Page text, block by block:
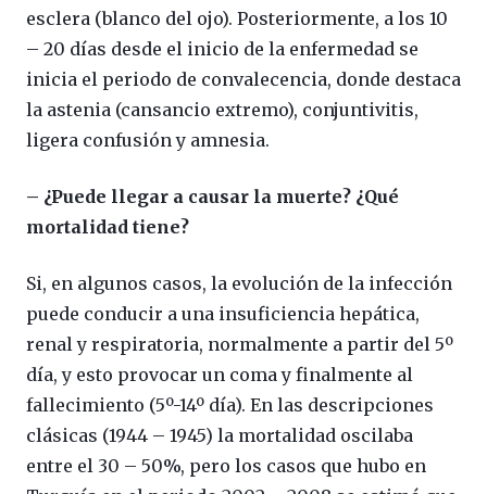
esclera (blanco del ojo). Posteriormente, a los 10
– 20 días desde el inicio de la enfermedad se
inicia el periodo de convalecencia, donde destaca
la astenia (cansancio extremo), conjuntivitis,
ligera confusión y amnesia.
– ¿Puede llegar a causar la muerte? ¿Qué
mortalidad tiene?
Si, en algunos casos, la evolución de la infección
puede conducir a una insuficiencia hepática,
renal y respiratoria, normalmente a partir del 5º
día, y esto provocar un coma y finalmente al
fallecimiento (5º-14º día). En las descripciones
clásicas (1944 – 1945) la mortalidad oscilaba
entre el 30 – 50%, pero los casos que hubo en